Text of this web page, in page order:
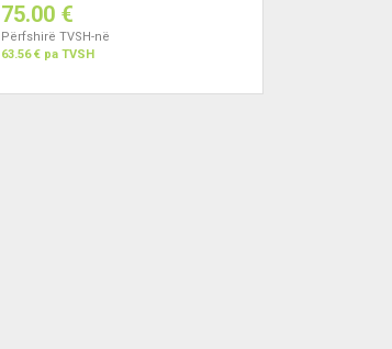
75.00 €
Përfshirë TVSH-në
63.56 € pa TVSH